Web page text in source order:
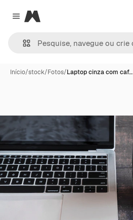
Close menu
Magnific
Início/stock/Fotos/Laptop cinza com caf…